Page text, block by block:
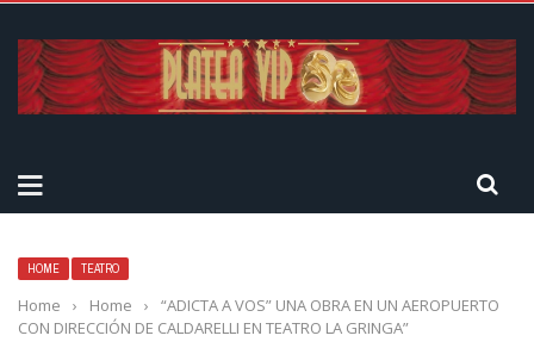
HOME TEATRO
Home › Home ›
“ADICTA A VOS” UNA OBRA EN UN AEROPUERTO
CON DIRECCIÓN DE CALDARELLI EN TEATRO LA GRINGA”